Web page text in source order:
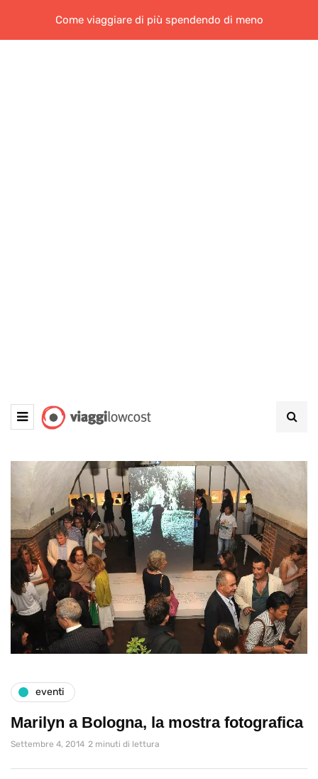
Come viaggiare di più spendendo di meno
eventi
Marilyn a Bologna, la mostra fotografica
Settembre 4, 2014 2 minuti di lettura